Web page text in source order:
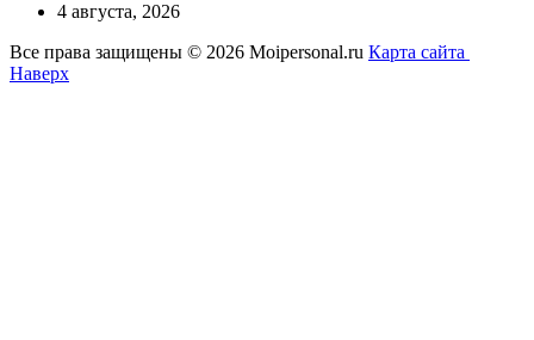
4 августа, 2026
Все права защищены © 2026 Moipersonal.ru Карта сайта
Наверх